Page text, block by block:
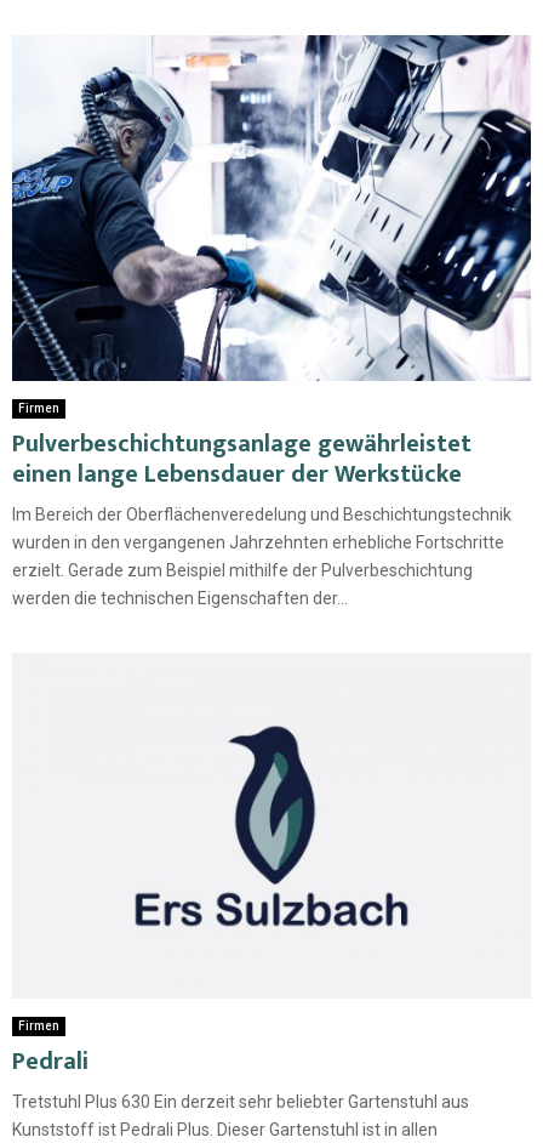
Firmen
Pulverbeschichtungsanlage gewährleistet
einen lange Lebensdauer der Werkstücke
Im Bereich der Oberflächenveredelung und Beschichtungstechnik
wurden in den vergangenen Jahrzehnten erhebliche Fortschritte
erzielt. Gerade zum Beispiel mithilfe der Pulverbeschichtung
werden die technischen Eigenschaften der...
Firmen
Pedrali
Tretstuhl Plus 630 Ein derzeit sehr beliebter Gartenstuhl aus
Kunststoff ist Pedrali Plus. Dieser Gartenstuhl ist in allen